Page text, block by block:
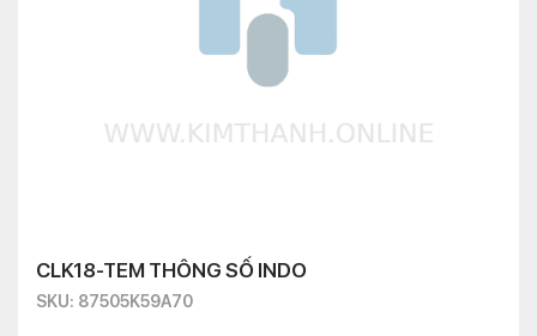
CLK18-TEM THÔNG SỐ INDO
SKU: 87505K59A70